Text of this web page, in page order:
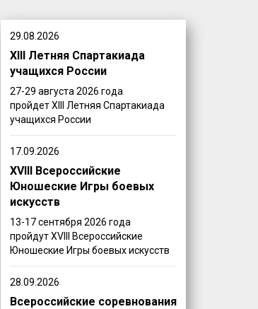
29.08.2026
XIII Летняя Спартакиада
учащихся России
27-29 августа 2026 года
пройдет XIII Летняя Спартакиада
учащихся России
17.09.2026
XVIII Всероссийские
Юношеские Игры боевых
искусств
13-17 сентября 2026 года
пройдут XVIII Всероссийские
Юношеские Игры боевых искусств
28.09.2026
Всероссийские соревнования